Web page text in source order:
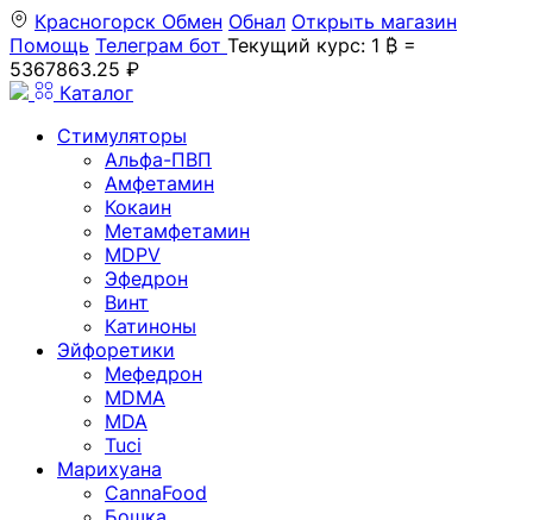
Красногорск Обмен Обнал Открыть магазин
Помощь Телеграм бот Текущий курс: 1 ₿ =
5367863.25 ₽
Каталог
Стимуляторы
Альфа-ПВП
Амфетамин
Кокаин
Метамфетамин
MDPV
Эфедрон
Винт
Катиноны
Эйфоретики
Мефедрон
MDMA
MDA
Tuci
Марихуана
CannaFood